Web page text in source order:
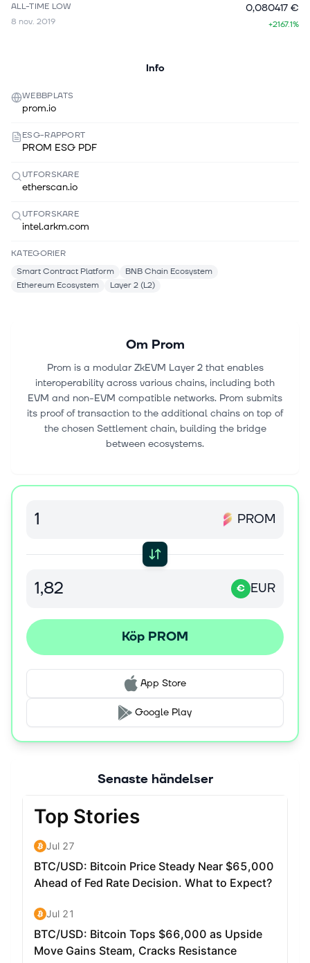
ALL-TIME LOW
8 nov. 2019
0,080417 €
+2167.1%
Info
WEBBPLATS
prom.io
ESG-RAPPORT
PROM ESG PDF
UTFORSKARE
etherscan.io
UTFORSKARE
intel.arkm.com
KATEGORIER
Smart Contract Platform
BNB Chain Ecosystem
Ethereum Ecosystem
Layer 2 (L2)
Om Prom
Prom is a modular ZkEVM Layer 2 that enables
interoperability across various chains, including both
EVM and non-EVM compatible networks. Prom submits
its proof of transaction to the additional chains on top of
the chosen Settlement chain, building the bridge
between ecosystems.
PROM
€ EUR
Köp PROM
App Store
Google Play
Senaste händelser